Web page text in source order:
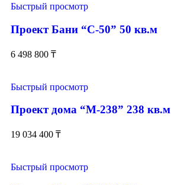
Быстрый просмотр
Проект Бани “С-50” 50 кв.м
6 498 800 ₸
Быстрый просмотр
Проект дома “М-238” 238 кв.м
19 034 400 ₸
Быстрый просмотр